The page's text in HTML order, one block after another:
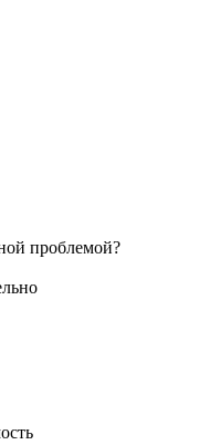
проблемой?